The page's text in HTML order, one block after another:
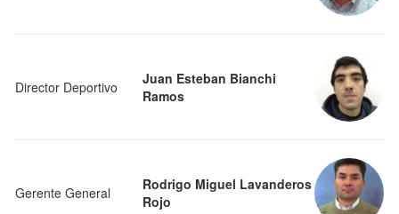
Director Deportivo
Juan Esteban Bianchi
Ramos
Gerente General
Rodrigo Miguel Lavanderos
Rojo